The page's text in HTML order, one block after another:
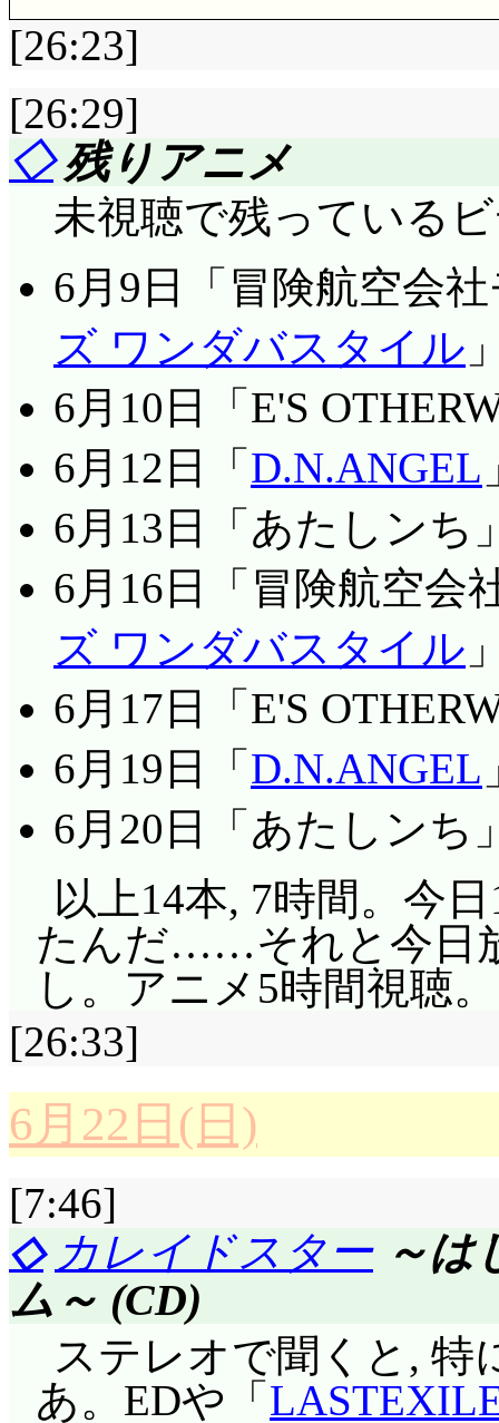
セイレーンの壷, し
器音波を防ぎますが
いるユーリが可愛い
に敗退……弱い, 弱す
ある敵はいないもの
指輪の効果は, 「ケ
終わり。まあお約束
で指輪が壊れるの?
と言いつつ添い寝す
上, 痛いと思うなー。
海斗に正体気付かせ
突然アイドルショー
参加したなあ……言い
のか? タキさんのか
笑。
んですが……守るべき
じゃあねえ(^^;;; 小
加湿機で体力増強し
ルモ・リルムで洗剤
効いているようには
凄まじいですし。ほ
巾で」攻撃するヤシ
え(^^;;; 摂のアドバイ
すんだったら, これが
見まるっきり変えて,
なんて, これ絶対何か
だ……わからーん!!
手を取り合って喜ぶ
かいい感じになりそ
なくても黴生えてる
残っていません(表面
と思うが)。お互いに
れ。そして出会い?
日増し湯のおっさん
だけど……。お手伝い
ゅ」なぷちこが可愛
るペイントと立て看
ょ・どっこいしょ……
出すのでした。ゲマ
るんじゃ駄目? 間欠
なるんだけどな(ex:
るでじことぷちこが
らビームだせるにゅ
今のはなしにゅ(*--*)
に, きよしとうさだの
さだが御友達にして
い。水芸ができる分
れなくなったあまえ
見られないマジンガ
んの御友達はいなく
まんまる神社の看板
街の中心に位置する
え東西南北どちらの
造りになっている 起
ているようないない
ろはもっと以前から
うである。そそそそ
となのでそろそろお
清く, 正しく, 美しく
にかく一度参拝すれ
ね。あとごみはもっ
ね。たのむね。」
お昼を知らせる鳥は
昼) うーむ今回も解ら
第22話:☆☆☆丸い手
マ。アーティスティ
取ろうとしたけど失
どてらやまピクニッ
布団ひいて行き倒れ
きよしも含めて全員
を実験の藻屑にした
ックをかまして, 代わ
ムでけ」このぷちこ
した。マリオな巨人
ール(違) じっちゃの
ど(^^;;;
てもうそらが実現し
ても不本意でしょう
て, 成功した状態では
と思うんだけどなあ。
アンナの父, コメデ
姓が違うから離婚し
想シーンのアンナは
の面白い親父ですね
とは, 実はこの頃ヒ
「W」マークのファ
なでコメディシアタ
『しそこねた』ジャ
れが一番笑えるって
るお笑いもあります
になってません。「
はツッコミしかでき
言っていましたが, ジ
え。自分のふがいな
めることができない
ン。
お笑いへの道は遠い
線になってしまいま
一人として本性を知
を見付けて追いかけ
ョン。でも第1話と
違ってるか。お互い
楽俊)にちゃんとそら
「月」の逆位置, 改
わざとらしかったけ
けの下地ができてます
アンナ, お笑いの才
ドルの微笑み～! ……
か見えん……ジョナサ
もそうらしい(^^;;; 「
「そうね, そうしまし
(← 脳内ではそう聞こ
だ……
新作の舞台装置, ア
クスに使う綱渡りの
ン。馬鹿みたいに大
体が動くのには流石
辺, 作画が微妙におか
た。生き生きと舞う
り。なお, ギリギリの
のシーンが1コマあり
ての装置だと一筋縄
ラでも転落。能力も
きるのがレイラの強
メインスポンサーの
方がそらに内定(予算
「(良い意味でも悪い
のを恐れると同時に
でカロスやケネスが
初佳にするのではな
悪い演技でも自分の
を巡っての嫉妬, 等と
あ, ミアもマリオンも
(^^;;;
そらは日本の学校で
どきの経験あり(^^;;;
レオタードなんです
まだいたのかイアン
評価……☆☆☆☆(前回比
七瀬家で中間試験勉
まくった「城」があ
ます? 辞書を探しに本
意しておかないのか
「200円でできるおか
集」。成恵の文章盗
けど, 勝手に読むのは
ハルナから手紙。こ
が, はじめちゃんはも
しょうか。隠そうと
すけどねー。ハルナ
旅館へのお誘いでし
にし続ける成恵が笑
はじめちゃん(と丸尾
いように指導……しな
連れて来た(^^;;; 「
い込みの激しさ, ボケ
たんですが(^^;;; 「サ
が……」海でも全員記
また鈴の手を煩わせる
「女湯から」覗き放
には良くないと思い
ば(以下略)と。しかし
温泉もそんなでしたな
あんまり高そうな御
って……ハルナの事が
は確かですが, それも
食べたらリミッター
[26:23]
[26:29]
◇残りアニメ
未視聴で残っている
6月9日「冒険航空会
ズ ワンダバスタイル
6月10日「E'S
6月12日「 D.N.ANGEL
6月13日「あたしンち
6月16日「冒険航空会
ズ ワンダバスタイル
6月17日「E'S
6月19日「 D.N.ANGEL
6月20日「あたしンち
以上14本, 7時間。今
たんだ……それと今日
し。アニメ5時間視聴
[26:33]
6月22日(日)
[7:46]
◇ カレイドスター～は
ム～ (CD)
ステレオで聞くと, 特
あ。EDや「